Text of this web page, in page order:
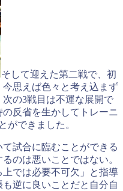
そして迎えた第二戦で、初
思えば色々と考え込まず
の3戦目は不運な展開で
反省を生かしてトレーニ
ができました。
試合に臨むことができる
のは悪いことではない。
では必要不可欠」と指導
逆に良いことだと自分自